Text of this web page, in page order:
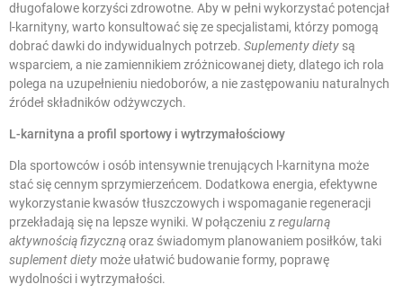
długofalowe korzyści zdrowotne. Aby w pełni wykorzystać potencjał
l-karnityny, warto konsultować się ze specjalistami, którzy pomogą
dobrać dawki do indywidualnych potrzeb. Suplementy diety są
wsparciem, a nie zamiennikiem zróżnicowanej diety, dlatego ich rola
polega na uzupełnieniu niedoborów, a nie zastępowaniu naturalnych
źródeł składników odżywczych.
L-karnityna a profil sportowy i wytrzymałościowy
Dla sportowców i osób intensywnie trenujących l-karnityna może
stać się cennym sprzymierzeńcem. Dodatkowa energia, efektywne
wykorzystanie kwasów tłuszczowych i wspomaganie regeneracji
przekładają się na lepsze wyniki. W połączeniu zregularną
aktywnością fizycznąoraz świadomym planowaniem posiłków, taki
suplement diety może ułatwić budowanie formy, poprawę
wydolności i wytrzymałości.